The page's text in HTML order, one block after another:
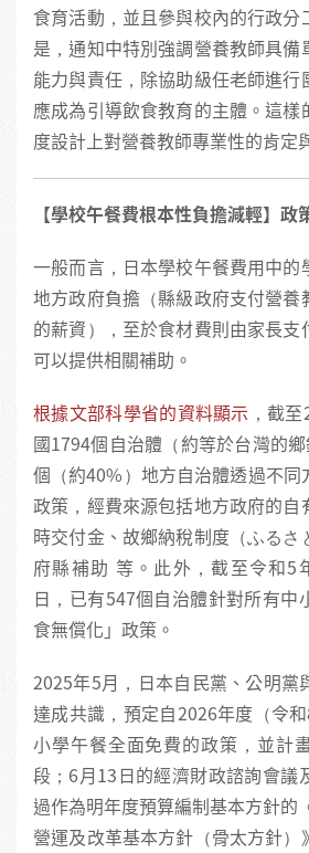
食育活動，並且參與校內的行政分
是，通知中特別強調營養教師具備
能力與責任，除協助級任老師進行
應成為引導飲食教育的主體。這樣
度設計上對營養教師專業性的肯定
【學校午餐費根本性負擔減輕】政
一般而言，日本學校午餐費用中的
地方政府負擔（縣級政府支付營養
的薪資），至於食材費則由家長支
可以提供相關補助。
根據文部科學省的資料顯示 ，截
國1794個自治體（約等於台灣的
個（約40%）地方自治體透過不同
政策，經費來源包括地方政府的自
時交付金、故鄉納稅制度（ふるさ
府縣補助 等。此外，截至令和5
日，已有547個自治體針對所有中
食無償化」政策。
2025年5月，日本自民黨、公明黨
達成共識，預定自2026年度（令
小學午餐全面免費的政策，並計
段；6月13日的經濟財政諮詢會議
過作為明年度預算編制基本方針的
營運及改革基本方針（骨太方針）